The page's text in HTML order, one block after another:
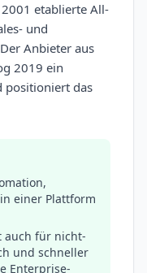
etablierte All-
und
Anbieter aus
2019 ein
positioniert das
einer Plattform
auch für nicht-
und schneller
Enterprise-